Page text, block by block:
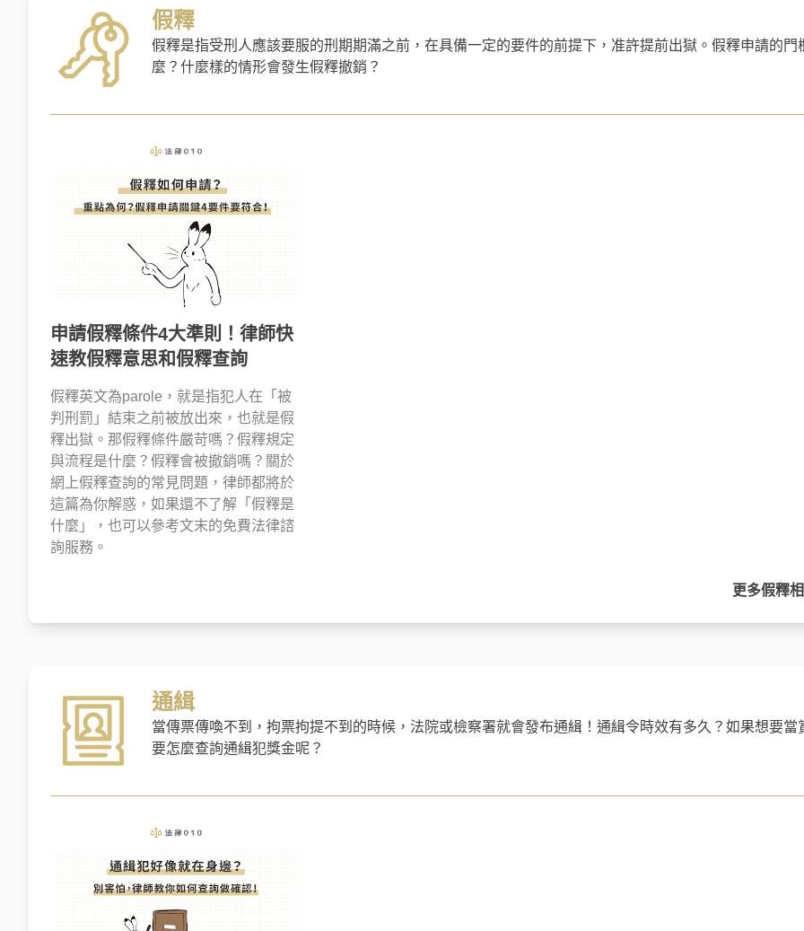
假釋
假釋是指受刑人應該要服的刑期期滿之前，在具備一定的要件的前提下，准許提前出獄。假釋申請的門
麼？什麼樣的情形會發生假釋撤銷？
申請假釋條件4大準則！律師快
速教假釋意思和假釋查詢
假釋英文為parole，就是指犯人在「被
判刑罰」結束之前被放出來，也就是假
釋出獄。那假釋條件嚴苛嗎？假釋規定
與流程是什麼？假釋會被撤銷嗎？關於
網上假釋查詢的常見問題，律師都將於
這篇為你解惑，如果還不了解「假釋是
什麼」，也可以參考文末的免費法律諮
詢服務。
更多假釋
通緝
當傳票傳喚不到，拘票拘提不到的時候，法院或檢察署就會發布通緝！通緝令時效有多久？如果想要當
要怎麼查詢通緝犯獎金呢？